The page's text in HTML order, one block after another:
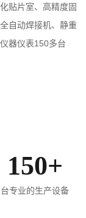
贴片室、高精度固
自动焊接机、静重
器仪表150多台
150+
台专业的生产设备